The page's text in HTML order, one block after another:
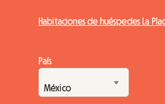
Habitaciones de huéspedes La
País